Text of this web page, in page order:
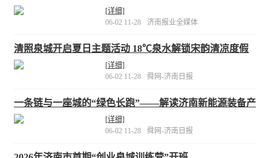
成果领先全国
[详细]
06-02 11-28
济南报业全媒体
清照泉城开启夏日主题活动 18℃泉水解锁宋韵清凉度假
[详细]
06-02 11-28
舜网-济南日报
一条链与一座城的“绿色长跑”——解读济南新能源装备产
业崛起密码
[详细]
06-02 11-28
舜网-济南日报